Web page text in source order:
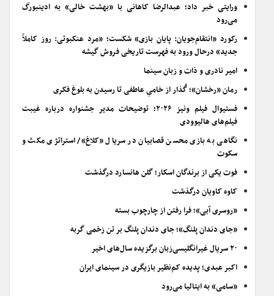
ورایتی خبر داد؛ عبدالرضا کاهانی با «بهشت خالی» به ادینبورگ
می‌رود
رکورد «انتقام‌جویان: پایان بازی» شکست؛ «مرد عنکبوتی: روز کاملاً
جدید» درحال ورود به فهرست تاریخی فروش گیشه
امیر نادری و ذات و زبان سینما
رمان «رخشان»؛ گُذار از خامیِ عاطفی تا رسیدن به بلوغ فکری
فستیوال فیلم ونیز ۲۰۲۶؛ توضیحات مدیر جشنواره درباره غیبت
فیلم‌های هالیوودی
نگاهی به بازی محسن قصابیان در سریال «کلاغ»/ استراتژی مکث و
سکوت
فوت یکی از برندگان اسکار؛ گلن هانسارد درگذشت
کاوه کاویان درگذشت
«روسری آبی»؛ فرا رفتن از چارچوب بسته
«جای دندان پلنگ»؛ جای دندان پلنگ بر تن زخمی گربه
۲۰ سریال غیرانگلیسی‌زبان برگزیده سال‌های اخیر
اکبر عبدی؛ پدیده کم‌نظیر بازیگری در سینمای ایران
«سامی» به ایتالیا می‌رود